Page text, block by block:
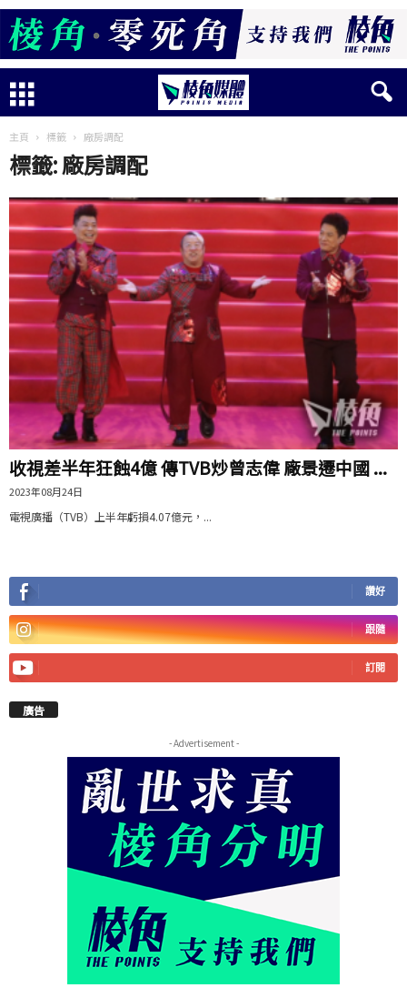
主頁 標籤 廠房調配
標籤: 廠房調配
收視差半年狂蝕4億 傳TVB炒曾志偉 廠景遷中國 ...
2023年08月24日
電視廣播（TVB）上半年虧損4.07億元，...
讚好
跟隨
訂閱
廣告
- Advertisement -